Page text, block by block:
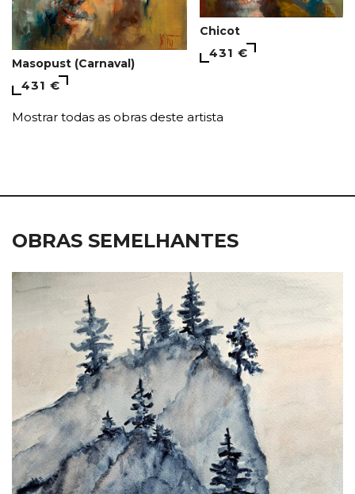
Мasopust (Carnaval)
431 €
Chicot
431 €
Mostrar todas as obras deste artista
OBRAS SEMELHANTES